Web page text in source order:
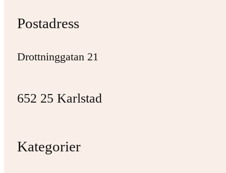
Postadress
Drottninggatan 21
652 25 Karlstad
Kategorier